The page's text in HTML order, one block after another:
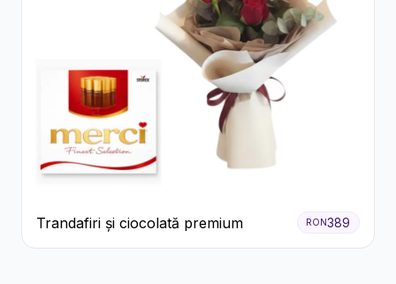
Trandafiri și ciocolată premium RON389